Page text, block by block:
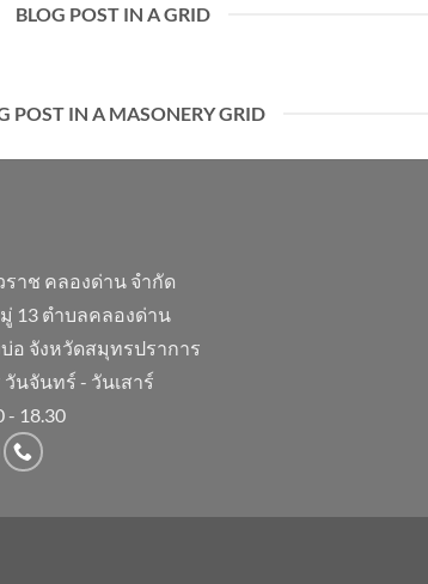
BLOG POST IN A GRID
POST IN A MASONERY GRID
ราช คลองด่าน จำกัด
13 ตำบลคลองด่าน
อ จังหวัดสมุทรปราการ
วันจันทร์ - วันเสาร์
- 18.30